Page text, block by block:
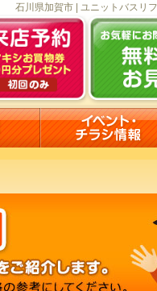
石川県加賀市 | ユニットバスリ